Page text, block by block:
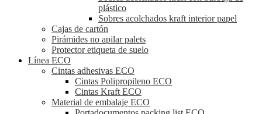
plástico
Sobres acolchados kraft interior papel
Cajas de cartón
Pirámides no apilar palets
Protector etiqueta de suelo
Línea ECO
Cintas adhesivas ECO
Cintas Polipropileno ECO
Cintas Kraft ECO
Material de embalaje ECO